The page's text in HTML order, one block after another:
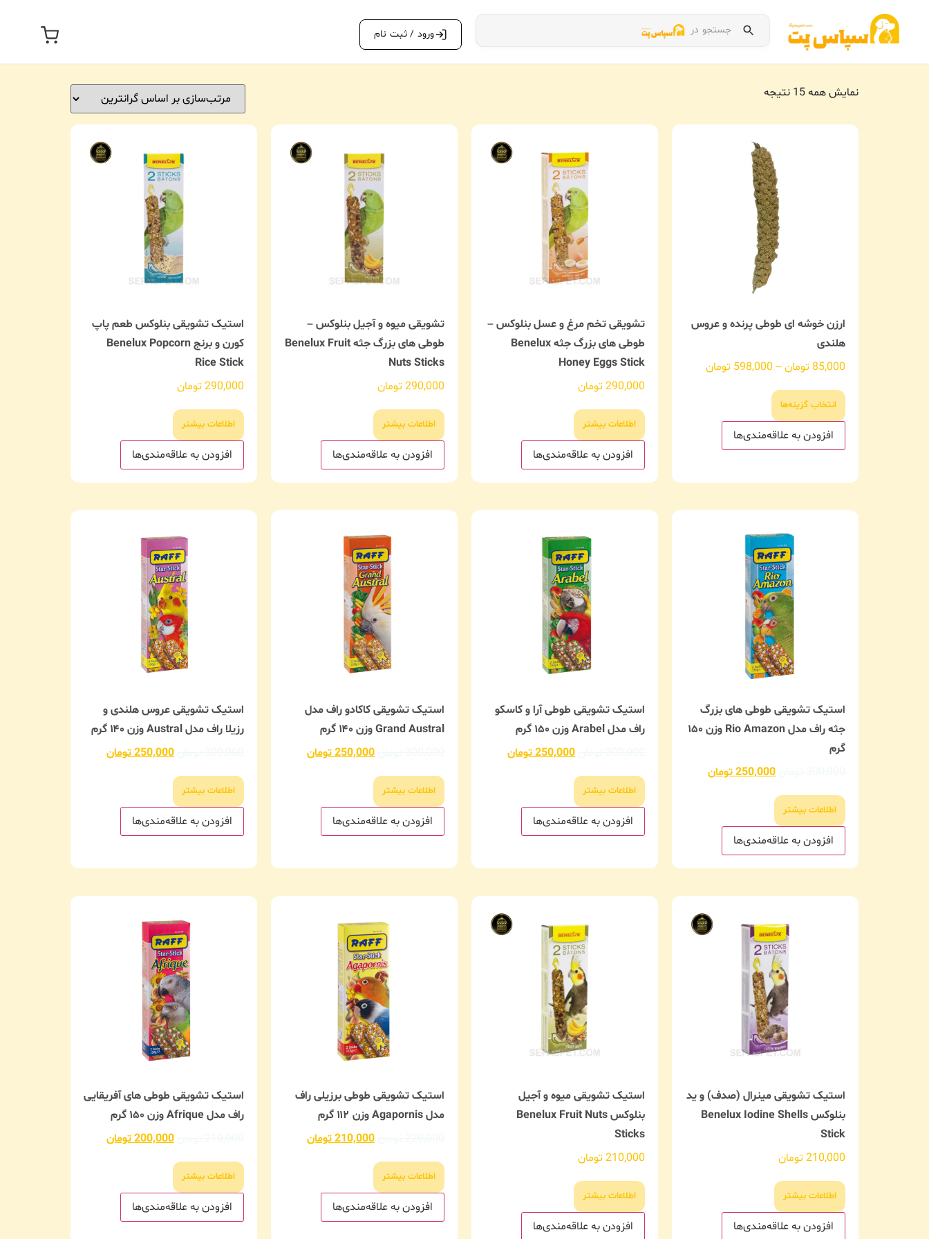
جستجو در ورود / ثبت نام
نمایش همه 15 نتیجه
ارزن خوشه ای طوطی پرنده و عروس
هلندی
85,000 تومان–
598,000 تومان
انتخاب گزینه‌ها
افزودن به علاقه‌مندی‌ها
تشویقی تخم مرغ و عسل بنلوکس –
طوطی های بزرگ جثه Benelux
Honey Eggs Stick
290,000تومان
اطلاعات بیشتر
افزودن به علاقه‌مندی‌ها
تشویقی میوه و آجیل بنلوکس –
طوطی های بزرگ جثه Benelux Fruit
Nuts Sticks
290,000تومان
اطلاعات بیشتر
افزودن به علاقه‌مندی‌ها
استیک تشویقی بنلوکس طعم پاپ
کورن و برنج Benelux Popcorn
Rice Stick
290,000تومان
اطلاعات بیشتر
افزودن به علاقه‌مندی‌ها
استیک تشویقی طوطی های بزرگ
جثه راف مدل Rio Amazon وزن ۱۵۰
گرم
250,000تومان
اطلاعات بیشتر
افزودن به علاقه‌مندی‌ها
استیک تشویقی طوطی آرا و کاسکو
راف مدل Arabel وزن ۱۵۰ گرم
250,000تومان
اطلاعات بیشتر
افزودن به علاقه‌مندی‌ها
استیک تشویقی کاکادو راف مدل
Grand Austral وزن ۱۴۰ گرم
250,000تومان
اطلاعات بیشتر
افزودن به علاقه‌مندی‌ها
استیک تشویقی عروس هلندی و
رزیلا راف مدل Austral وزن ۱۴۰ گرم
250,000تومان
اطلاعات بیشتر
افزودن به علاقه‌مندی‌ها
استیک تشویقی مینرال (صدف) و ید
بنلوکس Benelux Iodine Shells
Stick
210,000تومان
اطلاعات بیشتر
افزودن به علاقه‌مندی‌ها
استیک تشویقی میوه و آجیل
بنلوکس Benelux Fruit Nuts
Sticks
210,000تومان
اطلاعات بیشتر
افزودن به علاقه‌مندی‌ها
استیک تشویقی طوطی برزیلی راف
مدل Agapornis وزن ۱۱۲ گرم
210,000تومان
اطلاعات بیشتر
افزودن به علاقه‌مندی‌ها
استیک تشویقی طوطی های آفریقایی
راف مدل Afrique وزن ۱۵۰ گرم
200,000تومان
اطلاعات بیشتر
افزودن به علاقه‌مندی‌ها